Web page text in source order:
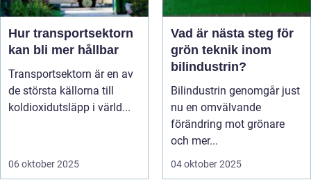
Hur transportsektorn
kan bli mer hållbar
Transportsektorn är en av
de största källorna till
koldioxidutsläpp i värld...
06 oktober 2025
Vad är nästa steg för
grön teknik inom
bilindustrin?
Bilindustrin genomgår just
nu en omvälvande
förändring mot grönare
och mer...
04 oktober 2025